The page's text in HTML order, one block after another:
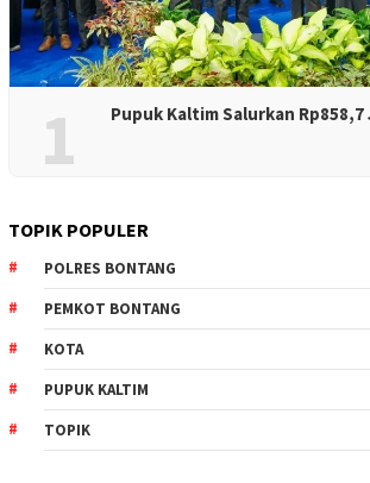
1 Pupuk Kaltim Salurkan
TOPIK POPULER
POLRES BONTANG
PEMKOT BONTANG
KOTA
PUPUK KALTIM
TOPIK